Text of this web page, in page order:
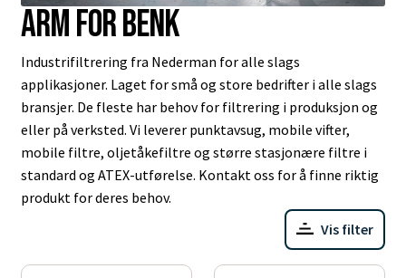
Arm for benk
Industrifiltrering fra Nederman for alle slags
applikasjoner. Laget for små og store bedrifter i alle slags
bransjer. De fleste har behov for filtrering i produksjon og
eller på verksted. Vi leverer punktavsug, mobile vifter,
mobile filtre, oljetåkefiltre og større stasjonære filtre i
standard og ATEX-utførelse. Kontakt oss for å finne riktig
produkt for deres behov.
Vis filter